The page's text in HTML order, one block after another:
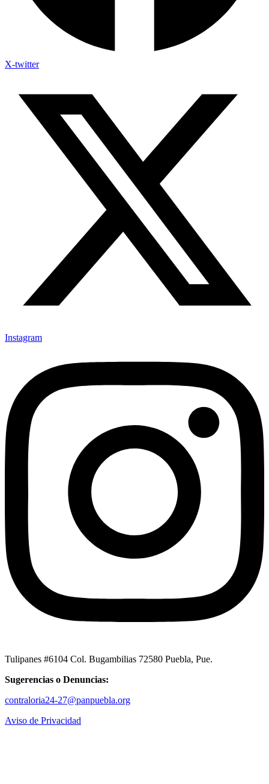
X-twitter
Instagram
Tulipanes #6104 Col. Bugambilias 72580 Puebla, Pue.
Sugerencias o Denuncias:
contraloria24-27@panpuebla.org
Aviso de Privacidad